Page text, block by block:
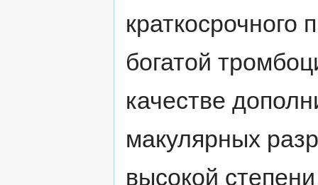
краткосрочного
богатой
качестве
макулярных
высокой